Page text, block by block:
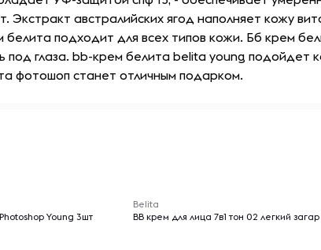
Экстракт австралийских ягод наполняет кожу
подходит для всех типов кожи. Бб крем
под глаза. bb-крем белита belita young подойдет
фотошоп станет отличным подарком.
Young 3шт
Belita
BB крем для лица 7в1 тон 02 легкий